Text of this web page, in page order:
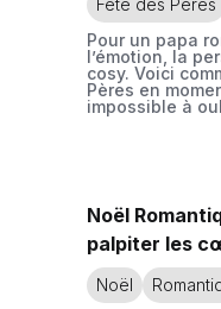
Fête des Pères
Pour un papa
l’émotion, la
cosy. Voici
Pères en
impossible à
Noël
palpiter les
Noël